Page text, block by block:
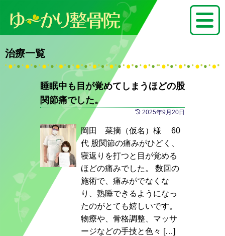
治療一覧
睡眠中も目が覚めてしまうほどの股
関節痛でした。
2025年9月20日
岡田 菜摘（仮名）様 60
代 股関節の痛みがひどく、
寝返りを打つと目が覚める
ほどの痛みでした。 数回の
施術で、痛みがでなくな
り、熟睡できるようになっ
たのがとても嬉しいです。
物療や、骨格調整、マッサ
ージなどの手技と色々 […]